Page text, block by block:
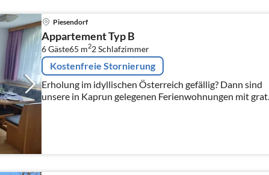
Piesendorf
Appartement Typ B
6 Gäste65 m22Schlafzimmer
Kostenfreie Stornierung
Erholung im idyllischen Österreich gefällig? Dann sind
unsere in Kaprun gelegenen Ferienwohnungen mit gratis
Eintritt in die Tauern Spa Kaprun für euren Urlaub genau